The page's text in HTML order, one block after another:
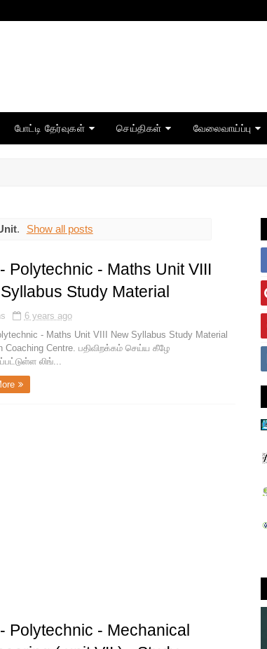
போட்டி தேர்வுகள் செய்திகள் வேலைவாய்ப்பு
. Show all posts
Polytechnic - Maths Unit VIII
Study Material
6 years ago
- Maths Unit VIII New Syllabus Study Material
Coaching Centre. பதிவிறக்கம் செய்ய கீழே
லிங்...
Polytechnic - Mechanical